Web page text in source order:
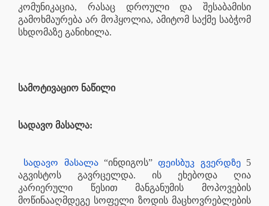
კომუნიკაცია, რასაც დროული და შესაბამისი
გამოხმაურება არ მოჰყოლია, ამიტომ საქმე საბჭომ
სხდომაზე განიხილა.
სამოტივაციო ნაწილი
სადავო მასალა:
სადავო მასალა “ინდიგოს” ფეისბუკ გვერდზე
5
აგვისტოს გავრცელდა. ის ეხებოდა ღია
კარიერული წესით მანგანუმის მოპოვების
მოწინააღმდეგე სოფელი ზოდის მაცხოვრებლების